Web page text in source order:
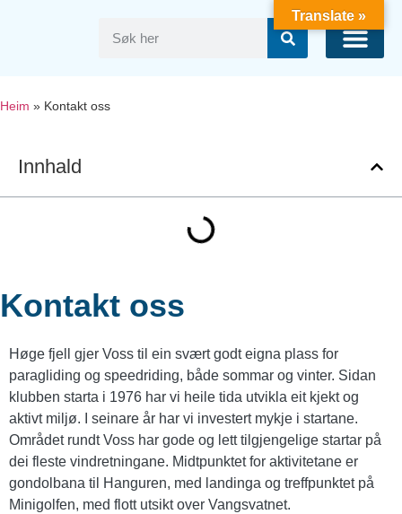
Heim » Kontakt oss
Innhald
Kontakt oss
Høge fjell gjer Voss til ein svært godt eigna plass for
paragliding og speedriding, både sommar og vinter. Sidan
klubben starta i 1976 har vi heile tida utvikla eit kjekt og
aktivt miljø. I seinare år har vi investert mykje i startane.
Området rundt Voss har gode og lett tilgjengelige startar på
dei fleste vindretningane. Midtpunktet for aktivitetane er
gondolbana til Hanguren, med landinga og treffpunktet på
Minigolfen, med flott utsikt over Vangsvatnet.
Translate »